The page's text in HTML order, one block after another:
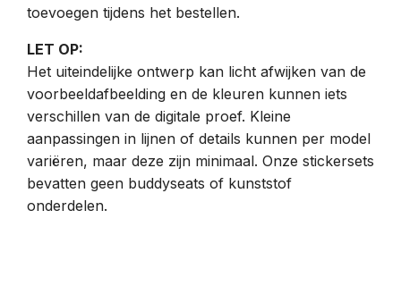
toevoegen tijdens het bestellen.
LET OP:
Het uiteindelijke ontwerp kan licht afwijken van de
voorbeeldafbeelding en de kleuren kunnen iets
verschillen van de digitale proef. Kleine
aanpassingen in lijnen of details kunnen per model
variëren, maar deze zijn minimaal. Onze stickersets
bevatten geen buddyseats of kunststof
onderdelen.